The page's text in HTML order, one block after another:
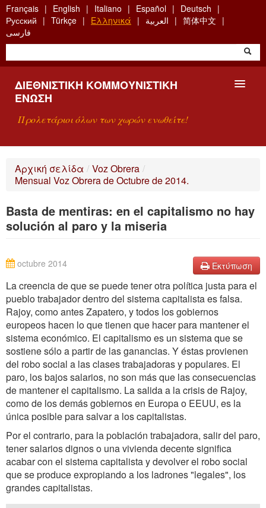
Skip
to
main
content
Français English Italiano Español
Deutsch
Русский
Türkçe Ελληνικά العربية
简体中文
فارسی
ΔΙΕΘΝΙΣΤΙΚΉ ΚΟΜΜΟΥΝΙΣΤΙΚΉ
ΈΝΩΣΗ
Προλετάριοι όλων των χωρών ενωθείτε!
ΤΙ ΕΊΝΑΙ Η ΔKΕ;
ΑΝΑΖΉΤΗΣΗ
Αρχική σελίδα / Voz Obrera /
Mensual Voz Obrera de Octubre de 2014.
Basta de mentiras: en el capitalismo no hay
solución al paro y la miseria
Εκτύπωση
octubre 2014
La creencia de que se puede tener otra política justa para el
pueblo trabajador dentro del sistema capitalista es falsa.
Rajoy, como antes Zapatero, y todos los gobiernos
europeos hacen lo que tienen que hacer para mantener el
sistema económico. El capitalismo es un sistema que se
sostiene sólo a partir de las ganancias. Y éstas provienen
del robo social a las clases trabajadoras y populares. El
paro, los bajos salarios, no son más que las consecuencias
de mantener el capitalismo. La salida a la crisis de Rajoy,
como de los demás gobiernos en Europa o EEUU, es la
única posible para salvar a los capitalistas.
Por el contrario, para la población trabajadora, salir del paro,
tener salarios dignos o una vivienda decente significa
acabar con el sistema capitalista y devolver el robo social
que se produce expropiando a los ladrones "legales", los
grandes capitalistas.